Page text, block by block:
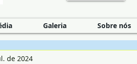
Galeria Sobre nós
de 2024